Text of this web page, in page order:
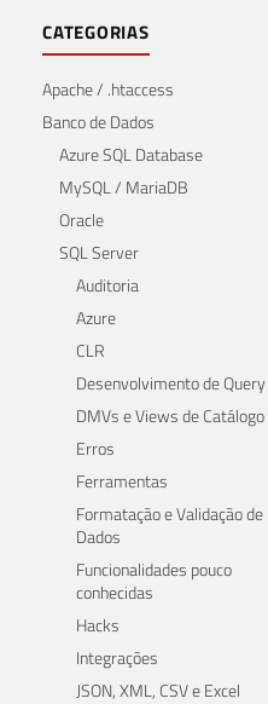
CATEGORIAS
Apache / .htaccess
Banco de Dados
Azure SQL Database
MySQL / MariaDB
Oracle
SQL Server
Auditoria
Azure
CLR
Desenvolvimento de Query
DMVs e Views de Catálogo
Erros
Ferramentas
Formatação e Validação de
Dados
Funcionalidades pouco
conhecidas
Hacks
Integrações
JSON, XML, CSV e Excel